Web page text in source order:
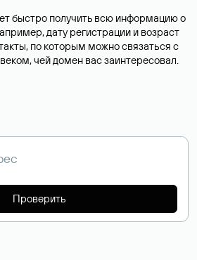
быстро получить всю информацию о
дату регистрации и возраст
по которым можно связаться с
чей домен вас заинтересовал.
Проверить